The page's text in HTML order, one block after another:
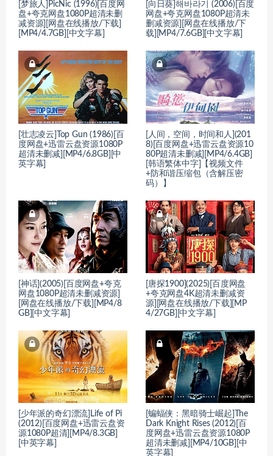
[梦旅人]PicNic (1996)[百度网
盘+夸克网盘1080P超清未删
减资源][网盘在线播放/下载]
[MP4/4.7GB][中文字幕]
[向日葵]해바라기 (2006)[百度
网盘+夸克网盘1080P超清未
删减资源][网盘在线播放/下
载][MP4/7.6GB][中文字幕]
[壮志凌云]Top Gun (1986)[百
度网盘+迅雷云盘资源1080P
超清未删减][MP4/6.8GB][中
英字幕]
[人间，空间，时间和人](201
8)[百度网盘+迅雷云盘资源10
80P超清未删减][MP4/6.4GB]
[韩语繁体中字]【视频文件
+防和谐压缩包（含解压密
码）】
[神话](2005)[百度网盘+夸克
网盘1080P超清未删减资源]
[网盘在线播放/下载][MP4/8
GB][中文字幕]
[唐探1900](2025)[百度网盘
+夸克网盘4K超清未删减资
源][网盘在线播放/下载][MP
4/27GB][中文字幕]
[少年派的奇幻漂流]Life of Pi
(2012)[百度网盘+迅雷云盘资
源1080P超清][MP4/8.3GB]
[中英字幕]
[蝙蝠侠：黑暗骑士崛起]The
Dark Knight Rises (2012)[百
度网盘+迅雷云盘资源1080P
超清未删减][MP4/10GB][中
英字幕]